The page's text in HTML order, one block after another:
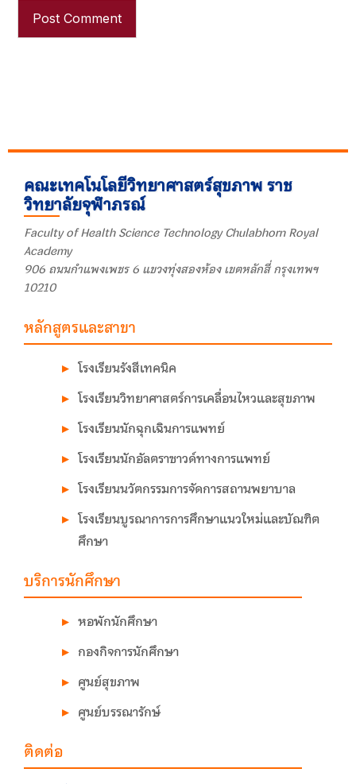
คณะเทคโนโลยีวิทยาศาสตร์สุขภาพ ราช
วิทยาลัยจุฬาภรณ์
Faculty of Health Science Technology Chulabhorn Royal
Academy
906 ถนนกำแพงเพชร 6 แขวงทุ่งสองห้อง เขตหลักสี่ กรุงเทพฯ
10210
หลักสูตรและสาขา
โรงเรียนรังสีเทคนิค
โรงเรียนวิทยาศาสตร์การเคลื่อนไหวและสุขภาพ
โรงเรียนนักฉุกเฉินการแพทย์
โรงเรียนนักอัลตราซาวด์ทางการแพทย์
โรงเรียนนวัตกรรมการจัดการสถานพยาบาล
โรงเรียนบูรณาการการศึกษาแนวใหม่และบัณฑิต
ศึกษา
บริการนักศึกษา
หอพักนักศึกษา
กองกิจการนักศึกษา
ศูนย์สุขภาพ
ศูนย์บรรณารักษ์
ติดต่อ